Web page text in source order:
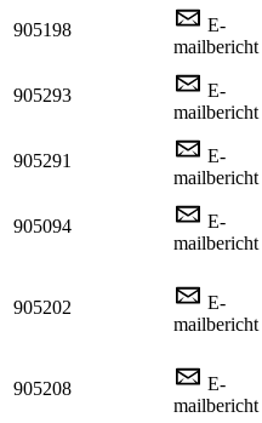
905198
E-
mailbericht
905293
E-
mailbericht
905291
E-
mailbericht
905094
E-
mailbericht
905202
E-
mailbericht
905208
E-
mailbericht